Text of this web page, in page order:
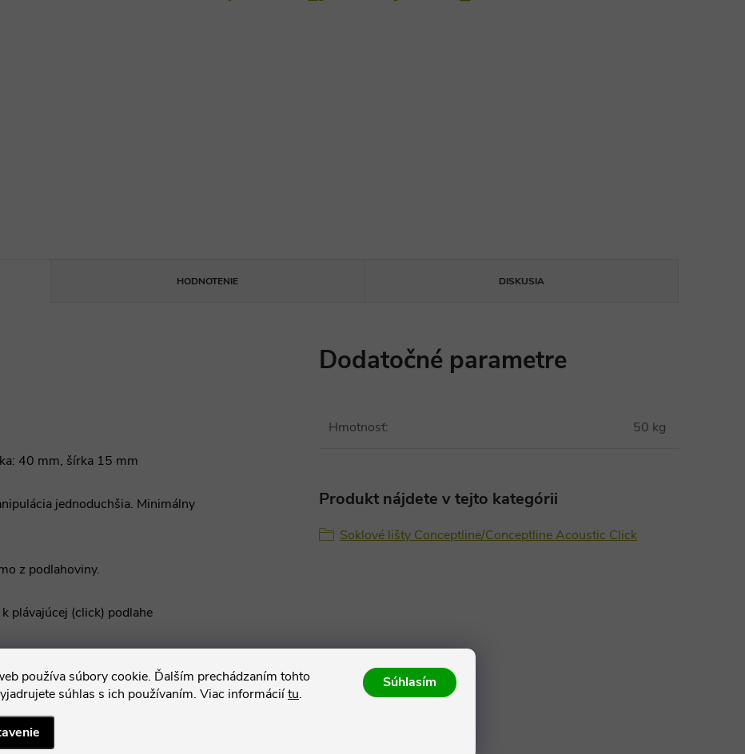
používa súbory cookie. Ďalším prechádzaním tohto
súhlas s ich používaním. Viac informáciítu.
Súhlasím
HODNOTENIE DISKUSIA
40 mm, šírka 15 mm
jednoduchšia. Minimálny
z podlahoviny.
plávajúcej (click) podlahe
je spojovací zámok a vďaka
prvky ani doplnky.
alebo
Dodatočné parametre
Hmotnosť: 50 kg
Produkt nájdete v tejto kategórii
Soklové lišty Conceptline/Conceptline Acoustic Click